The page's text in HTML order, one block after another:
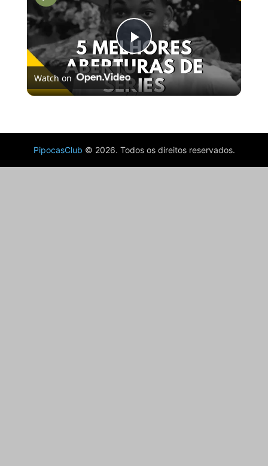
Play
Video
Watch on
PipocasClub © 2026. Todos os direitos reservados.